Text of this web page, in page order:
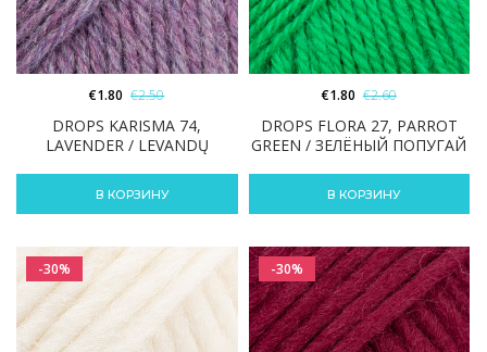
DROPS KARISMA 74,
LAVENDER / LEVANDŲ
€1.80 €2.50
В КОРЗИНУ
DROPS FLORA 27, PARROT
GREEN / ЗЕЛЁНЫЙ ПОПУГАЙ
€1.80 €2.60
В КОРЗИНУ
-30% -30%